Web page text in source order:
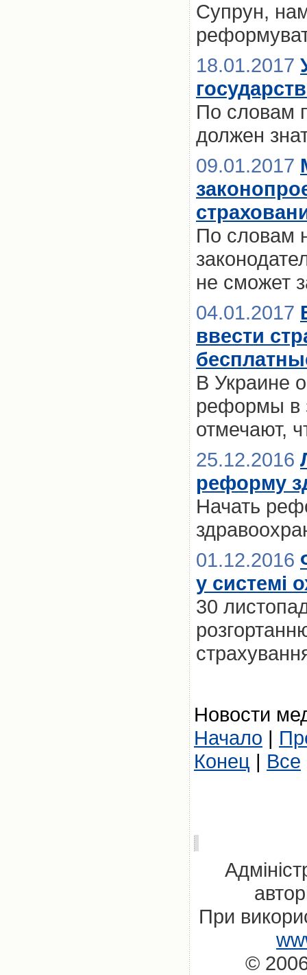
Супрун,
18.01.2017
По словам
должен
09.01.2017
По словам
не сможет
04.01.2017
ввести
В Украине
реформы в
отмечают,
25.12.2016
реформу
Начать
01.12.2016
у системі
30
Новости
Начало |
Конец | Все
При
©